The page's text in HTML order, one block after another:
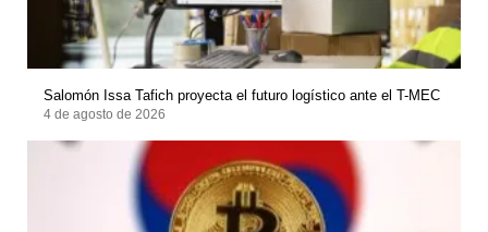
Salomón Issa Tafich proyecta el futuro logístico ante el T-MEC
4 de agosto de 2026